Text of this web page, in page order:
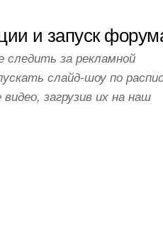
и запуск
за рекламной
слайд-шоу по
загрузив их на наш